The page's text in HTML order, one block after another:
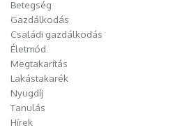
Betegség
Gazdálkodás
Családi gazdálkodás
Életmód
Megtakarítás
Lakástakarék
Nyugdíj
Tanulás
Hírek